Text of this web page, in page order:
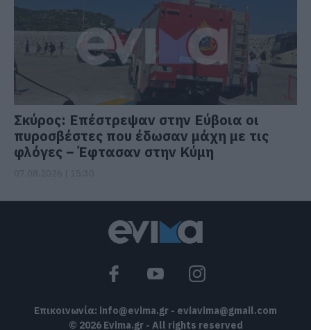
Σκύρος: Επέστρεψαν στην Εύβοια οι
πυροσβέστες που έδωσαν μάχη με τις
φλόγες – Έφτασαν στην Κύμη
Επικοινωνία: info@evima.gr - eviavima@gmail.com
© 2026 Evima.gr - All rights reserved